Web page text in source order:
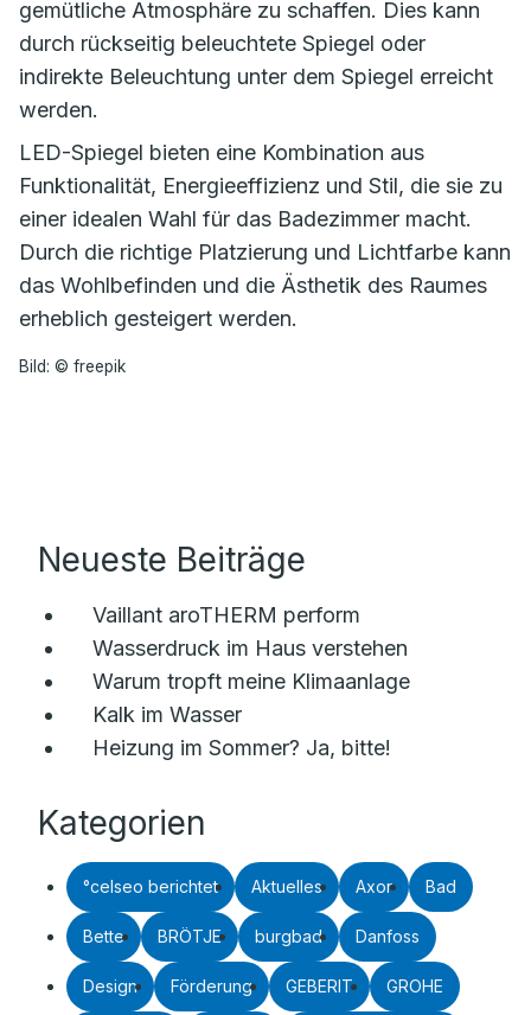
gemütliche Atmosphäre zu schaffen. Dies kann
durch rückseitig beleuchtete Spiegel oder
indirekte Beleuchtung unter dem Spiegel erreicht
werden.
LED-Spiegel bieten eine Kombination aus
Funktionalität, Energieeffizienz und Stil, die sie zu
einer idealen Wahl für das Badezimmer macht.
Durch die richtige Platzierung und Lichtfarbe kann
das Wohlbefinden und die Ästhetik des Raumes
erheblich gesteigert werden.
Bild: © freepik
Neueste Beiträge
Vaillant aroTHERM perform
Wasserdruck im Haus verstehen
Warum tropft meine Klimaanlage
Kalk im Wasser
Heizung im Sommer? Ja, bitte!
Kategorien
°celseo berichtet Aktuelles Axor Bad
Bette BRÖTJE burgbad Danfoss
Design Förderung GEBERIT GROHE